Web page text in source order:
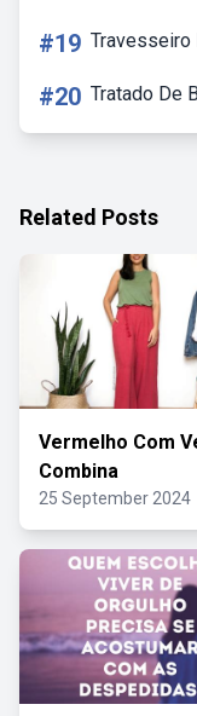
#19 Travesseiro
#20 Tratado De
Related Posts
Vermelho Com
Combina
25 September 2024